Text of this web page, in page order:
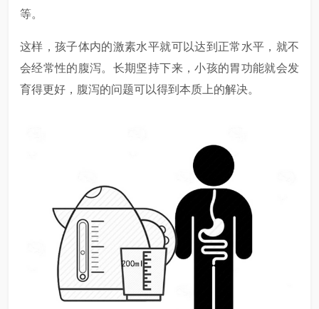
等。
这样，孩子体内的激素水平就可以达到正常水平，就不
会经常性的腹泻。长期坚持下来，小孩的胃功能就会发
育得更好，腹泻的问题可以得到本质上的解决。